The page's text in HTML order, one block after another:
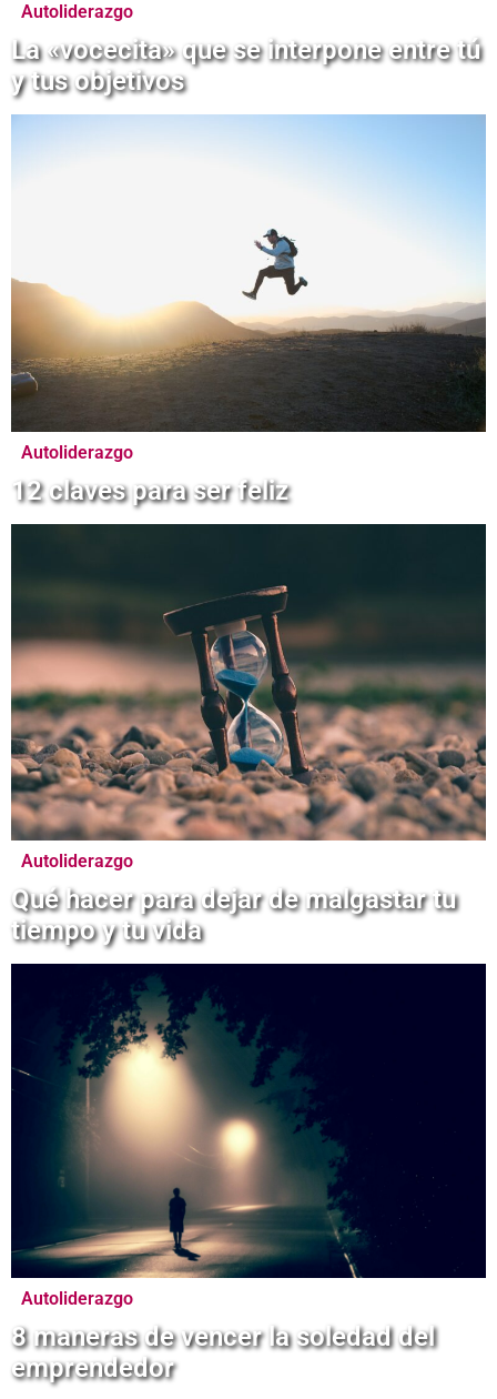
Autoliderazgo
La «vocecita» que se interpone entre tú
y tus objetivos
Autoliderazgo
12 claves para ser feliz
Autoliderazgo
Qué hacer para dejar de malgastar tu
tiempo y tu vida
Autoliderazgo
8 maneras de vencer la soledad del
emprendedor